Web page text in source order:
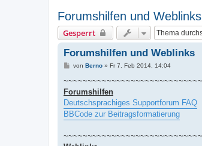
Forumshilfen und Weblinks
Gesperrt
Forumshilfen und Weblinks
B
i
r
a
g
von Berno» Fr 7. Feb 2014, 14:04
Forumshilfen
Deutschsprachiges Supportforum FAQ
BBCode zur Beitragsformatierung